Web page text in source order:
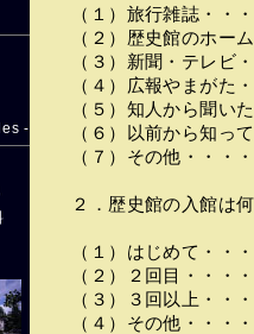
-
（１）旅行雑誌・・
（２）歴史館のホー
（３）新聞・テレビ
（４）広報やまがた
（５）知人から聞い
（６）以前から知っ
（７）その他・・・
２．歴史館の入館は
（１）はじめて・・
（２）２回目・・・
（３）３回以上・・
（４）その他・・・